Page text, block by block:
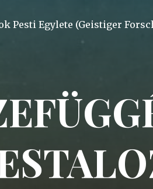
Pesti Egylete (Geistiger